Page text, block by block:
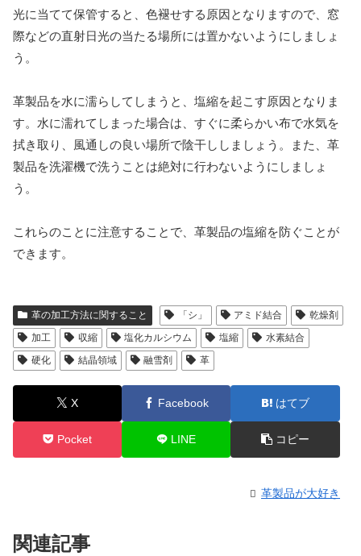
光に当てて保管すると、色褪せする原因となりますので、窓
際などの直射日光の当たる場所には置かないようにしましょ
う。
革製品を水に濡らしてしまうと、塩縮を起こす原因となりま
す。水に濡れてしまった場合は、すぐに柔らかい布で水気を
拭き取り、風通しの良い場所で陰干ししましょう。また、革
製品を洗濯機で洗うことは絶対に行わないようにしましょ
う。
これらのことに注意することで、革製品の塩縮を防ぐことが
できます。
革の加工方法に関すること 「シ」 アミド結合
乾燥剤
加工
収縮 塩化カルシウム 塩縮
水素結合
硬化
結晶領域 融雪剤 革
X Facebook はてブ
Pocket LINE コピー
革製品が大好き
関連記事